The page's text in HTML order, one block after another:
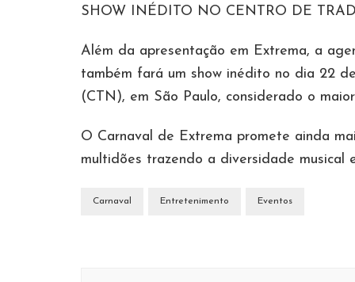
SHOW INÉDITO NO CENTRO DE
Além da apresentação em Extrema, a
também fará um show inédito no dia 22
(CTN), em São Paulo, considerado o
O Carnaval de Extrema promete ainda
multidões trazendo a diversidade musical
Carnaval Entretenimento Eventos